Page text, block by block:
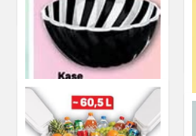
Mutfak Ürünleri